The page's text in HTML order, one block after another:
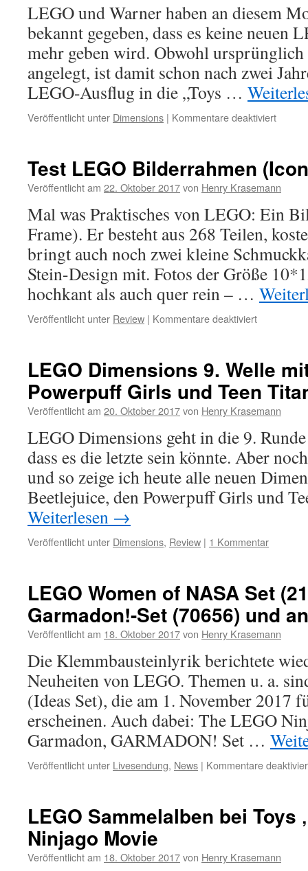
LEGO und Warner haben an diesem
bekannt gegeben, dass es keine neuen
mehr geben wird. Obwohl ursprünglich
angelegt, ist damit schon nach zwei
LEGO-Ausflug in die „Toys …
Veröffentlicht unter Dimensions | Kommentare deaktiviertfür
Ende
von
Test LEGO Bilderrahmen
Veröffentlicht am 22. Oktober 2017von Henry Krasemann
Mal was Praktisches von LEGO: Ein
Frame). Er besteht aus 268 Teilen,
bringt auch noch zwei kleine
Stein-Design mit. Fotos der Größe
hochkant als auch quer rein – …
Veröffentlicht unter Review | Kommentare deaktiviertfür
(Iconic
Set
40173)
LEGO Dimensions 9. Welle
Powerpuff Girls und Teen
Veröffentlicht am 20. Oktober 2017von Henry Krasemann
LEGO Dimensions geht in die 9.
dass es die letzte sein könnte. Aber
und so zeige ich heute alle neuen
Beetlejuice, den Powerpuff Girls und
Weiterlesen →
Veröffentlicht unter Dimensions, Review | 1 Kommentar
LEGO Women of NASA Set
Garmadon!-Set (70656) und
Veröffentlicht am 18. Oktober 2017von Henry Krasemann
Die Klemmbausteinlyrik berichtete
Neuheiten von LEGO. Themen u. a.
(Ideas Set), die am 1. November 2017
erscheinen. Auch dabei: The LEGO
Garmadon, GARMADON! Set …
Veröffentlicht unter Livesendung, News | Kommentare
LEGO Sammelalben bei Toys
Ninjago Movie
Veröffentlicht am 18. Oktober 2017von Henry Krasemann